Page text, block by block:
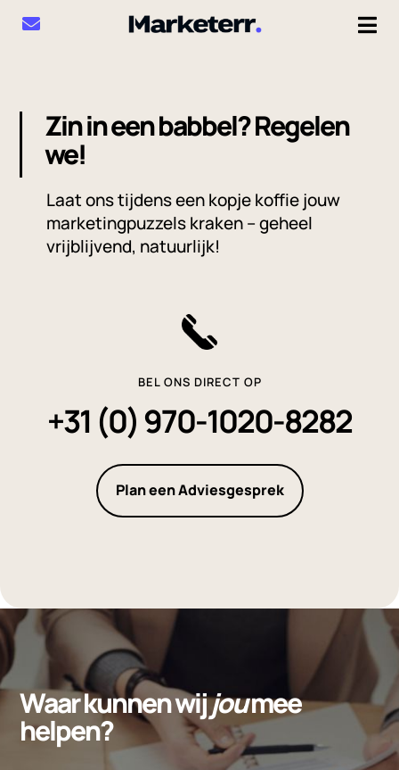
Zin in een babbel? Regelen
we!
Laat ons tijdens een kopje koffie jouw
marketingpuzzels kraken – geheel
vrijblijvend, natuurlijk!
BEL ONS DIRECT OP
+31 (0) 970-1020-8282
Plan een Adviesgesprek
Waar kunnen wijjoumee
helpen?